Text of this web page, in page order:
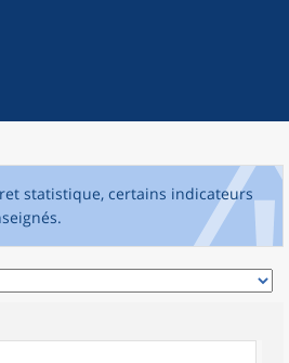
statistique, certains indicateurs